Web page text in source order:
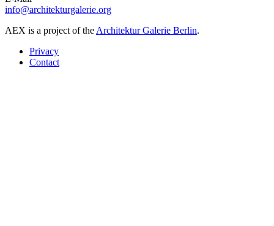
info@architekturgalerie.org
AEX is a project of the Architektur Galerie Berlin.
Privacy
Contact